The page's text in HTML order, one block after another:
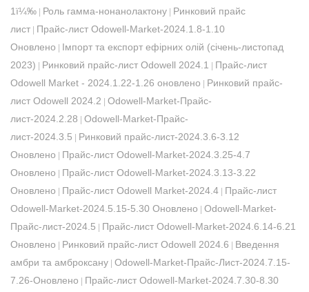
1ï¼‰
Роль гамма-нонанолактону
Ринковий прайс
лист
Прайс-лист Odowell-Market-2024.1.8-1.10
Оновлено
Імпорт та експорт ефірних олій (січень-листопад
2023)
Ринковий прайс-лист Odowell 2024.1
Прайс-лист
Odowell Market - 2024.1.22-1.26 оновлено
Ринковий прайс-
лист Odowell 2024.2
Odowell-Market-Прайс-
лист-2024.2.28
Odowell-Market-Прайс-
лист-2024.3.5
Ринковий прайс-лист-2024.3.6-3.12
Оновлено
Прайс-лист Odowell-Market-2024.3.25-4.7
Оновлено
Прайс-лист Odowell-Market-2024.3.13-3.22
Оновлено
Прайс-лист Odowell Market-2024.4
Прайс-лист
Odowell-Market-2024.5.15-5.30 Оновлено
Odowell-Market-
Прайс-лист-2024.5
Прайс-лист Odowell-Market-2024.6.14-6.21
Оновлено
Ринковий прайс-лист Odowell 2024.6
Введення
амбри та амброксану Odowell-Market-Прайс-Лист-2024.7.15-
7.26-Оновлено
Прайс-лист Odowell-Market-2024.7.30-8.30